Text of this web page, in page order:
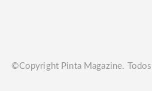
©Copyright Pinta Magazine.